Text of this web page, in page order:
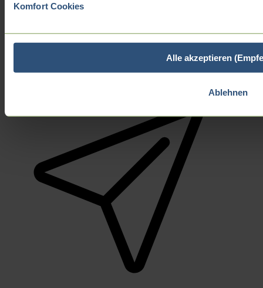
Komfort Cookies
Alle akzeptieren
Ablehnen